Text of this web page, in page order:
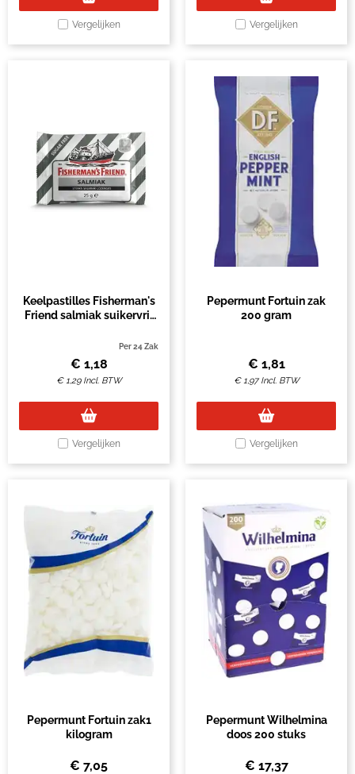
Vergelijken Vergelijken
Keelpastilles Fisherman's
Friend salmiak suikervrij
Per 24 Zak
€ 1,18
€1,29 Incl. BTW
Vergelijken
Pepermunt Fortuin zak
200 gram
€ 1,81
€1,97 Incl. BTW
Vergelijken
Pepermunt Fortuin zak1
kilogram
€ 7,05
Pepermunt Wilhelmina
doos 200 stuks
€ 17,37